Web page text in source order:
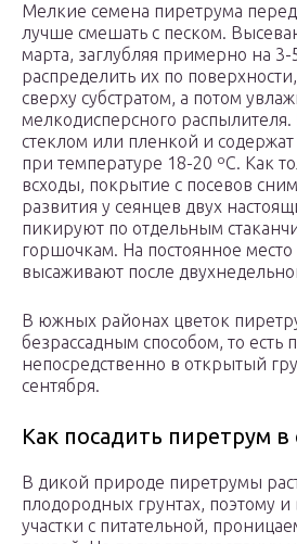
Мелкие семена пиретрума перед
лучше смешать с песком.
марта, заглубляя примерно на
распределить их по
сверху субстратом, а потом
мелкодисперсного
стеклом или пленкой и содержат
при температуре 18-20 ºC. Как
всходы, покрытие с посевов
развития у сеянцев двух
пикируют по отдельным
горшочкам. На постоянное место
высаживают после
В южных районах цветок
безрассадным способом, то есть
непосредственно в открытый
сентября.
Как посадить пиретрум в
В дикой природе пиретрумы
плодородных грунтах, поэтому
участки с питательной,